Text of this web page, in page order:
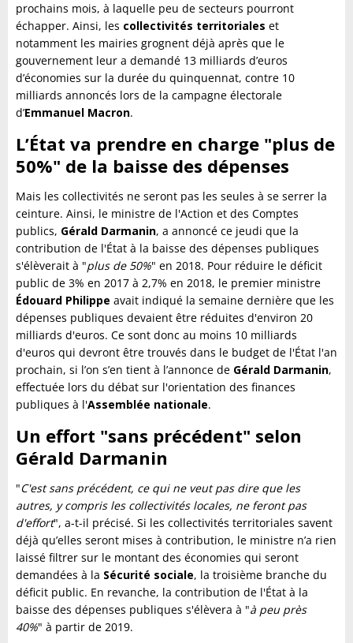
prochains mois, à laquelle peu de secteurs pourront
échapper. Ainsi, les collectivités territoriales et
notamment les mairies grognent déjà après que le
gouvernement leur a demandé 13 milliards d’euros
d’économies sur la durée du quinquennat, contre 10
milliards annoncés lors de la campagne électorale
d’Emmanuel Macron.
L’État va prendre en charge "plus de
50%" de la baisse des dépenses
Mais les collectivités ne seront pas les seules à se serrer la
ceinture. Ainsi, le ministre de l'Action et des Comptes
publics, Gérald Darmanin, a annoncé ce jeudi que la
contribution de l'État à la baisse des dépenses publiques
s'élèverait à "plus de 50%" en 2018. Pour réduire le déficit
public de 3% en 2017 à 2,7% en 2018, le premier ministre
Édouard Philippe avait indiqué la semaine dernière que les
dépenses publiques devaient être réduites d'environ 20
milliards d'euros. Ce sont donc au moins 10 milliards
d'euros qui devront être trouvés dans le budget de l'État l'an
prochain, si l’on s’en tient à l’annonce de Gérald Darmanin,
effectuée lors du débat sur l'orientation des finances
publiques à l'Assemblée nationale.
Un effort "sans précédent" selon
Gérald Darmanin
"C'est sans précédent, ce qui ne veut pas dire que les
autres, y compris les collectivités locales, ne feront pas
d'effort", a-t-il précisé. Si les collectivités territoriales savent
déjà qu’elles seront mises à contribution, le ministre n’a rien
laissé filtrer sur le montant des économies qui seront
demandées à la Sécurité sociale, la troisième branche du
déficit public. En revanche, la contribution de l'État à la
baisse des dépenses publiques s'élèvera à "à peu près
40%" à partir de 2019.